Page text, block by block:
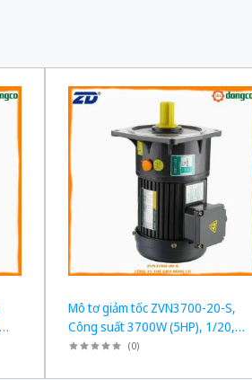
Mô tơ giảm tốc ZVN3700-20-S,
Công suất 3700W (5HP), 1/20,
Chân đế
(0)